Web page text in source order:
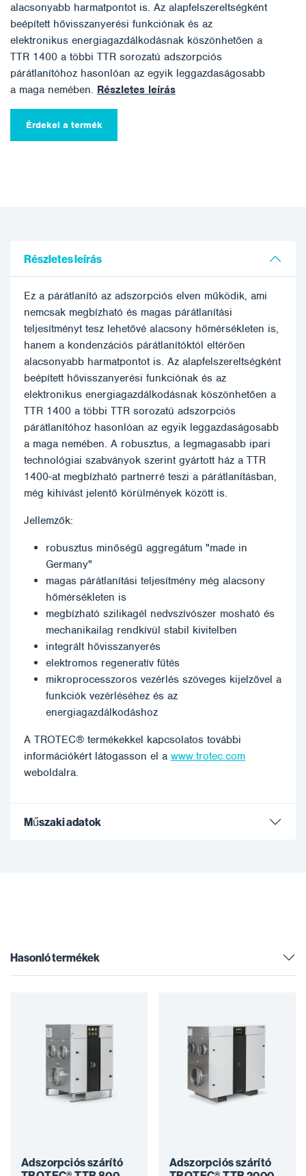
alacsonyabb harmatpontot is. Az alapfelszereltségként
beépített hővisszanyerési funkciónak és az
elektronikus energiagazdálkodásnak köszönhetően a
TTR 1400 a többi TTR sorozatú adszorpciós
párátlanítóhoz hasonlóan az egyik leggazdaságosabb
a maga nemében. Részletes leírás
Érdekel a termék
Részletes leírás
Ez a párátlanító az adszorpciós elven működik, ami
nemcsak megbízható és magas párátlanítási
teljesítményt tesz lehetővé alacsony hőmérsékleten is,
hanem a kondenzációs párátlanítóktól eltérően
alacsonyabb harmatpontot is. Az alapfelszereltségként
beépített hővisszanyerési funkciónak és az
elektronikus energiagazdálkodásnak köszönhetően a
TTR 1400 a többi TTR sorozatú adszorpciós
párátlanítóhoz hasonlóan az egyik leggazdaságosabb
a maga nemében. A robusztus, a legmagasabb ipari
technológiai szabványok szerint gyártott ház a TTR
1400-at megbízható partnerré teszi a párátlanításban,
még kihívást jelentő körülmények között is.
Jellemzők:
robusztus minőségű aggregátum "made in
Germany"
magas párátlanítási teljesítmény még alacsony
hőmérsékleten is
megbízható szilikagél nedvszívószer mosható és
mechanikailag rendkívül stabil kivitelben
integrált hővisszanyerés
elektromos regeneratív fűtés
mikroprocesszoros vezérlés szöveges kijelzővel a
funkciók vezérléséhez és az
energiagazdálkodáshoz
A TROTEC® termékekkel kapcsolatos további
információkért látogasson el a www.trotec.com
weboldalra.
Műszaki adatok
Hasonló termékek
Adszorpciós szárító
Adszorpciós szárító